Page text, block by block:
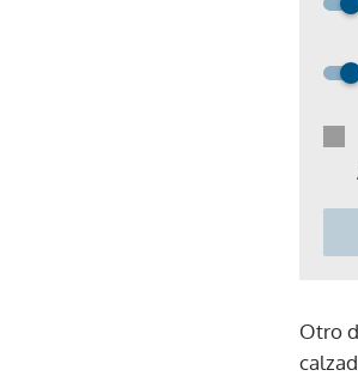
Otro